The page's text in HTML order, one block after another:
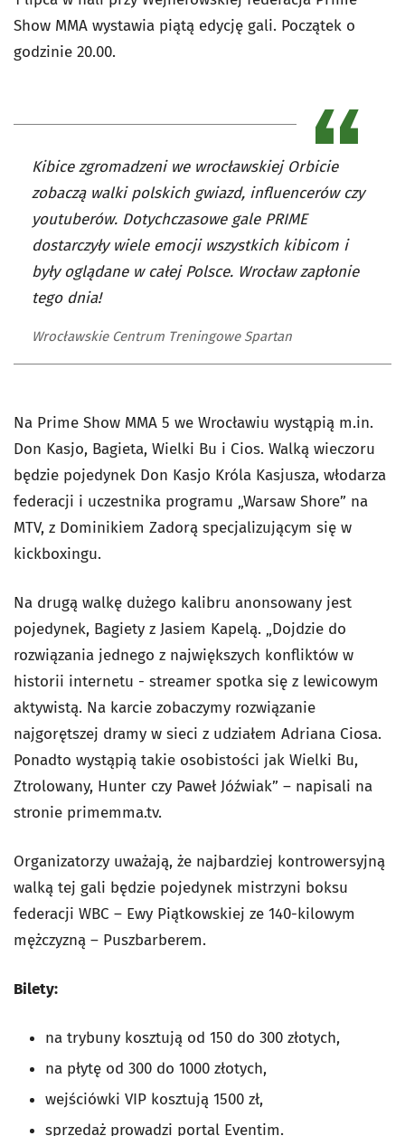
Show MMA wystawia piątą edycję gali. Początek o
godzinie 20.00.
Kibice zgromadzeni we wrocławskiej Orbicie
zobaczą walki polskich gwiazd, influencerów czy
youtuberów. Dotychczasowe gale PRIME
dostarczyły wiele emocji wszystkich kibicom i
były oglądane w całej Polsce. Wrocław zapłonie
tego dnia!
Wrocławskie Centrum Treningowe Spartan
Na Prime Show MMA 5 we Wrocławiu wystąpią m.in.
Don Kasjo, Bagieta, Wielki Bu i Cios. Walką wieczoru
będzie pojedynek Don Kasjo Króla Kasjusza, włodarza
federacji i uczestnika programu „Warsaw Shore” na
MTV, z Dominikiem Zadorą specjalizującym się w
kickboxingu.
Na drugą walkę dużego kalibru anonsowany jest
pojedynek, Bagiety z Jasiem Kapelą. „Dojdzie do
rozwiązania jednego z największych konfliktów w
historii internetu - streamer spotka się z lewicowym
aktywistą. Na karcie zobaczymy rozwiązanie
najgorętszej dramy w sieci z udziałem Adriana Ciosa.
Ponadto wystąpią takie osobistości jak Wielki Bu,
Ztrolowany, Hunter czy Paweł Jóźwiak” – napisali na
stronie primemma.tv.
Organizatorzy uważają, że najbardziej kontrowersyjną
walką tej gali będzie pojedynek mistrzyni boksu
federacji WBC – Ewy Piątkowskiej ze 140-kilowym
mężczyzną – Puszbarberem.
Bilety:
na trybuny kosztują od 150 do 300 złotych,
na płytę od 300 do 1000 złotych,
wejściówki VIP kosztują 1500 zł,
sprzedaż prowadzi portal Eventim.